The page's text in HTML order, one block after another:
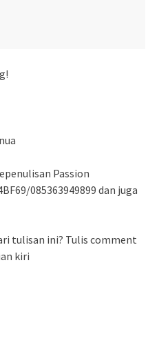
Passion
085363949899 dan juga
tulisan ini? Tulis comment
kiri